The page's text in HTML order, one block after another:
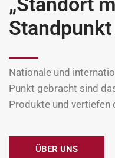
Standpunkt
Nationale und
Punkt gebracht sind
Produkte und vertiefen
ÜBER UNS